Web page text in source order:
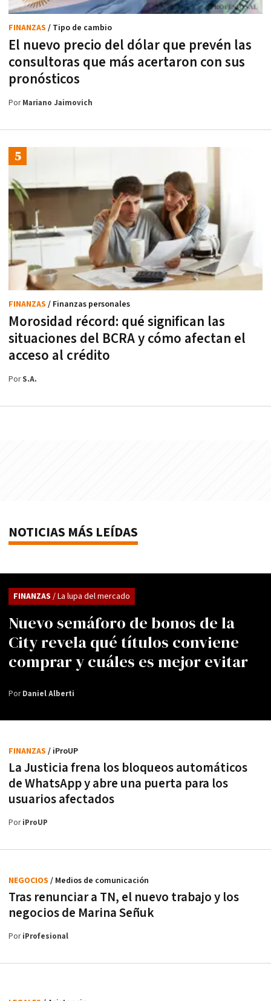
El nuevo precio del dólar que prevén las
consultoras que más acertaron con sus
pronósticos
FINANZAS / Tipo de cambio
PorMariano Jaimovich
Morosidad récord: qué significan las
situaciones del BCRA y cómo afectan el
acceso al crédito
FINANZAS / Finanzas personales
PorS.A.
NOTICIAS MÁS LEÍDAS
Nuevo semáforo de bonos de la
City revela qué títulos conviene
comprar y cuáles es mejor evitar
FINANZAS / La lupa del mercado
PorDaniel Alberti
La Justicia frena los bloqueos automáticos
de WhatsApp y abre una puerta para los
usuarios afectados
FINANZAS / iProUP
PoriProUP
Tras renunciar a TN, el nuevo trabajo y los
negocios de Marina Señuk
NEGOCIOS / Medios de comunicación
PoriProfesional